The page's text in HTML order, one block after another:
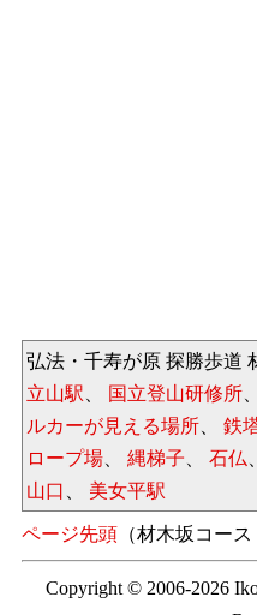
弘法・千寿が原 探勝歩道
立山駅
国立登山研修所
ルカーが見える場所
鉄
ロープ場
縄梯子 石仏
山口
美女平駅
ページ先頭 （材木坂コー
Copyright © 2006-2026